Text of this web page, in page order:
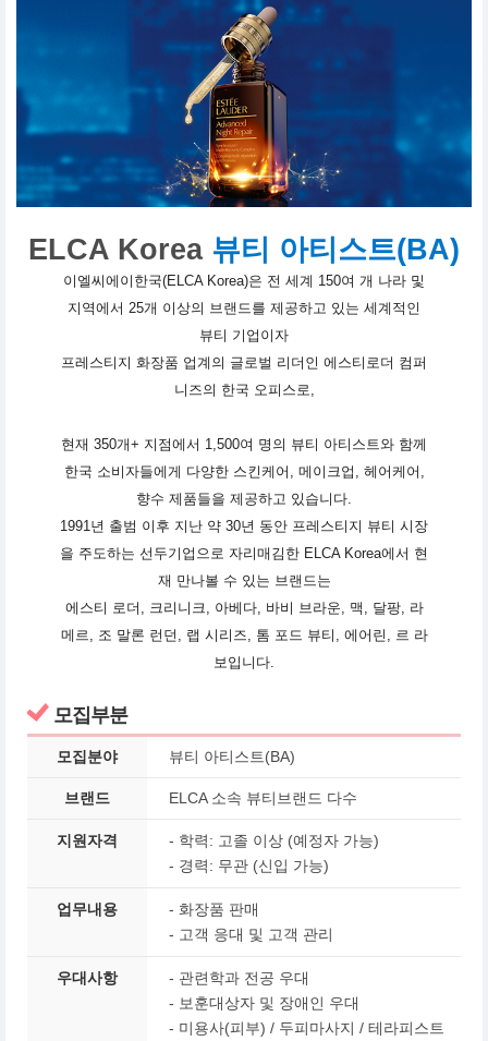
ELCA Korea 뷰티 아티스트(BA)
이엘씨에이한국(ELCA Korea)은 전 세계 150여 개 나라 및
지역에서 25개 이상의 브랜드를 제공하고 있는 세계적인
뷰티 기업이자
프레스티지 화장품 업계의 글로벌 리더인 에스티로더 컴퍼
니즈의 한국 오피스로,
현재 350개+ 지점에서 1,500여 명의 뷰티 아티스트와 함께
한국 소비자들에게 다양한 스킨케어, 메이크업, 헤어케어,
향수 제품들을 제공하고 있습니다.
1991년 출범 이후 지난 약 30년 동안 프레스티지 뷰티 시장
을 주도하는 선두기업으로 자리매김한 ELCA Korea에서 현
재 만나볼 수 있는 브랜드는
에스티 로더, 크리니크, 아베다, 바비 브라운, 맥, 달팡, 라
메르, 조 말론 런던, 랩 시리즈, 톰 포드 뷰티, 에어린, 르 라
보입니다.
모집부분
모집분야 뷰티 아티스트(BA)
브랜드 ELCA 소속 뷰티브랜드 다수
지원자격
- 학력: 고졸 이상 (예정자 가능)
- 경력: 무관 (신입 가능)
업무내용
- 화장품 판매
- 고객 응대 및 고객 관리
우대사항
- 관련학과 전공 우대
- 보훈대상자 및 장애인 우대
- 미용사(피부) / 두피마사지 / 테라피스트